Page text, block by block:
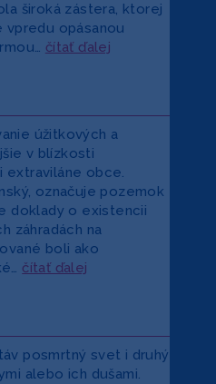
široká zástera, ktorej
opásanou
čítať ďalej
úžitkových a
v blízkosti
extraviláne obce.
označuje pozemok
doklady o existencii
záhradách na
boli ako
čítať ďalej
posmrtný svet i druhý
alebo ich dušami.